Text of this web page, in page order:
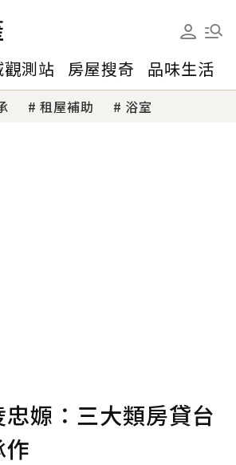
測站 房屋搜奇 品味生活
租屋補助 浴室
嫄：三大類房貸台